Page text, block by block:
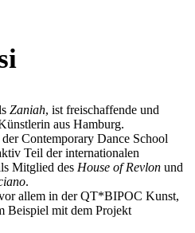
Zaniah, ist freischaffende und
aus Hamburg.
Contemporary Dance School
Teil der internationalen
Mitglied des House of Revlon und
.
allem in der QT*BIPOC Kunst,
Beispiel mit dem Projekt